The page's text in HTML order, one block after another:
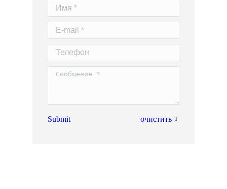
Имя *
E-mail *
Телефон
Сообщение *
Submit очистить